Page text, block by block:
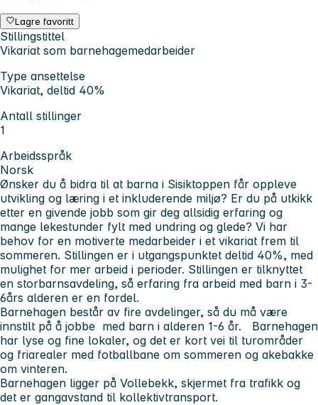
Lagre favoritt
Stillingstittel
Vikariat som barnehagemedarbeider
Type ansettelse
Vikariat, deltid 40%
Antall stillinger
1
Arbeidsspråk
Norsk
Ønsker du å bidra til at barna i Sisiktoppen får oppleve
utvikling og læring i et inkluderende miljø? Er du på utkikk
etter en givende jobb som gir deg allsidig erfaring og
mange lekestunder fylt med undring og glede? Vi har
behov for en motiverte medarbeider i et vikariat frem til
sommeren. Stillingen er i utgangspunktet deltid 40%, med
mulighet for mer arbeid i perioder. Stillingen er tilknyttet
en storbarnsavdeling, så erfaring fra arbeid med barn i 3-
6års alderen er en fordel.
Barnehagen består av fire avdelinger, så du må være
innstilt på å jobbe med barn i alderen 1-6 år. Barnehagen
har lyse og fine lokaler, og det er kort vei til turområder
og friarealer med fotballbane om sommeren og akebakke
om vinteren.
Barnehagen ligger på Vollebekk, skjermet fra trafikk og
det er gangavstand til kollektivtransport.